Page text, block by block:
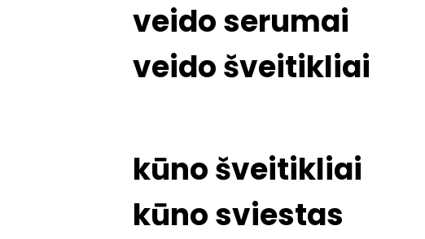
veido serumai
veido šveitikliai
kūno šveitikliai
kūno sviestas